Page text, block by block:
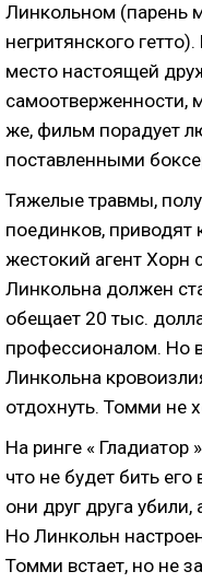
Линкольном (парень
негритянского
место настоящей
самоотверженности,
же, фильм порадует
поставленными
Тяжелые травмы,
поединков, приводят
жестокий агент Хорн
Линкольна должен
обещает 20 тыс.
профессионалом. Но
Линкольна
отдохнуть. Томми не
На ринге « Гладиатор
что не будет бить
они друг друга
Но Линкольн
Томми встает, но не